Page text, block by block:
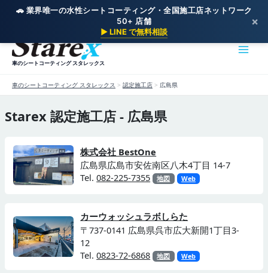
🚗 業界唯一の水性シートコーティング・全国施工店ネットワーク
50+ 店舗
▶ LINE で無料相談
×
容
車のシートコーティング スタレックス
車のシートコーティング スタレックス > 認定施工店 > 広島県
Starex 認定施工店 - 広島県
株式会社 BestOne
広島県広島市安佐南区八木4丁目 14-7
Tel.082-225-7355 地図 Web
カーウォッシュラボしらた
〒737-0141 広島県呉市広大新開1丁目3-
12
Tel.0823-72-6868 地図 Web